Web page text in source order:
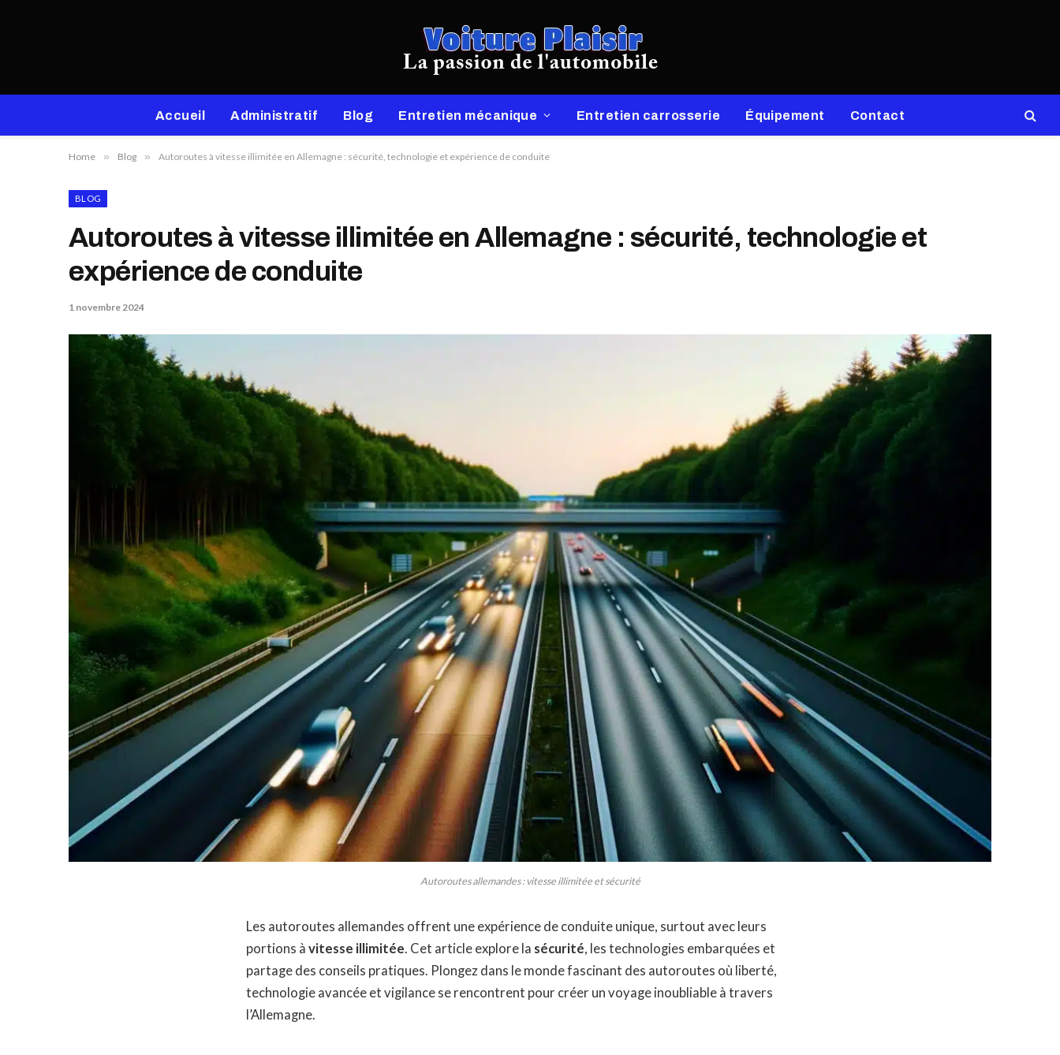
Accueil Administratif Blog Entretien mécanique Entretien carrosserie Équipement Contact
Home » Blog » Autoroutes à vitesse illimitée en Allemagne : sécurité, technologie et expérience de conduite
BLOG
Autoroutes à vitesse illimitée en Allemagne : sécurité, technologie et
expérience de conduite
1 novembre 2024
Autoroutes allemandes : vitesse illimitée et sécurité
Les autoroutes allemandes offrent une expérience de conduite unique, surtout avec leurs
portions à vitesse illimitée. Cet article explore la sécurité, les technologies embarquées et
partage des conseils pratiques. Plongez dans le monde fascinant des autoroutes où liberté,
technologie avancée et vigilance se rencontrent pour créer un voyage inoubliable à travers
l’Allemagne.